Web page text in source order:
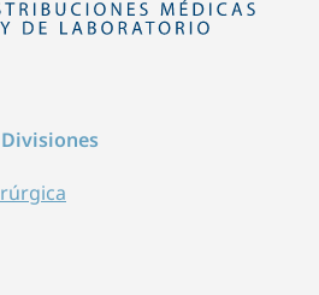
Divisiones